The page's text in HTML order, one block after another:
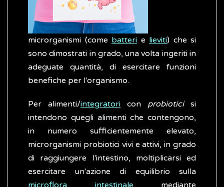
microrganismi (come batteri e lieviti) che si
sono dimostrati in grado, una volta ingeriti in
adeguate quantità, di esercitare funzioni
benefiche per l'organismo.
Per alimenti/integratori con probioticisi
intendono quegli alimenti che contengono,
in numero sufficientemente elevato,
microrganismi probiotici vivi e attivi, in grado
di raggiungere l'intestino, moltiplicarsi ed
esercitare un'azione di equilibrio sulla